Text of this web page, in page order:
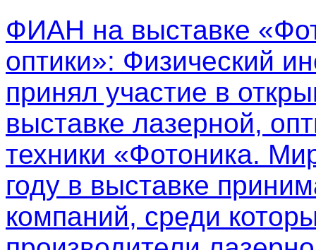
ФИАН на выставке
оптики»: Физический
принял участие в
выставке лазерной,
техники «Фотоника.
году в выставке
компаний, среди